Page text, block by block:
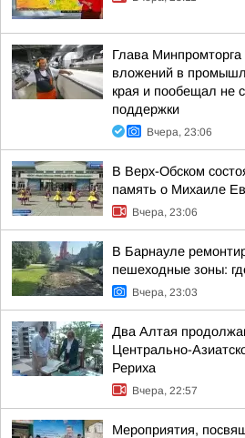
Глава
вложений в
края и пообещал не
поддержки
Вчера, 23:06
В Верх-Обском
память о Михаиле
Вчера, 23:06
В Барнауле
пешеходные зоны:
Вчера, 23:03
Два Алтая
Центрально-
Рериха
Вчера, 22:57
Мероприятия,